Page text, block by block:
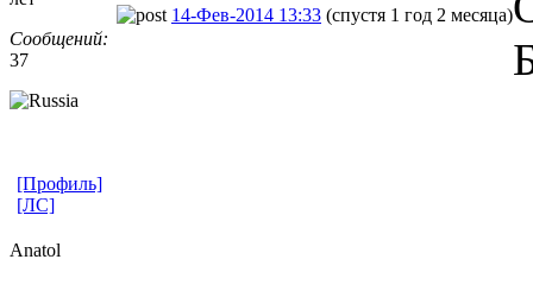
Сообщений:
37
14-Фев-2014 13:33 (спустя 1 год 2 месяца)
[Профиль]
[ЛС]
Anatol